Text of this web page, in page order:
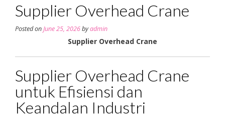
Supplier Overhead Crane
Posted onJune 25, 2026byadmin
Supplier Overhead Crane
Supplier Overhead Crane
untuk Efisiensi dan
Keandalan Industri